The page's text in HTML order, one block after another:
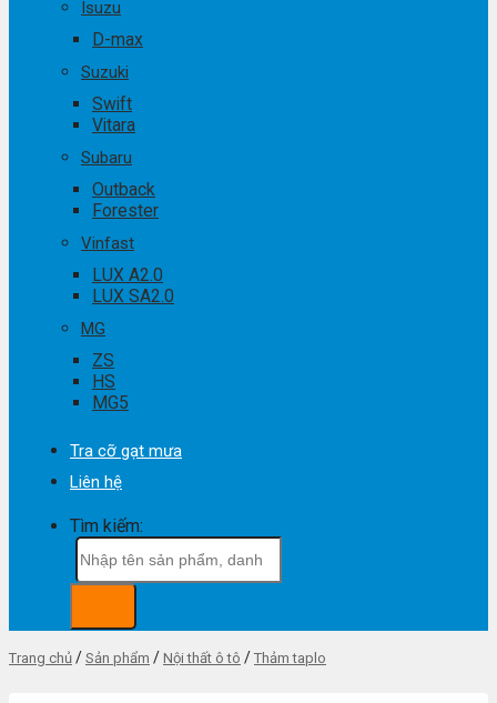
Isuzu
D-max
Suzuki
Swift
Vitara
Subaru
Outback
Forester
Vinfast
LUX A2.0
LUX SA2.0
MG
ZS
HS
MG5
Tra cỡ gạt mưa
Liên hệ
Tìm kiếm:
Trang chủ / Sản phẩm / Nội thất ô tô / Thảm taplo